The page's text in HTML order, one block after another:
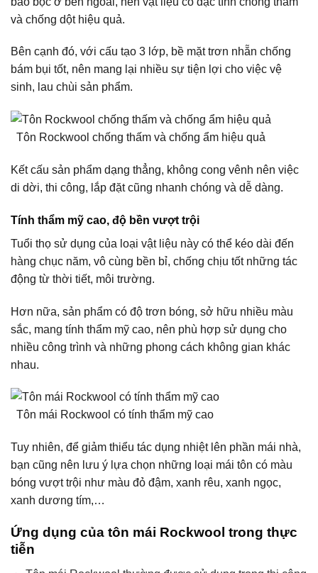
và chống dột hiệu quả.
Bên cạnh đó, với cấu tạo 3 lớp, bề mặt trơn nhẵn chống
bám bụi tốt, nên mang lại nhiều sự tiện lợi cho việc vệ
sinh, lau chùi sản phẩm.
Tôn Rockwool chống thấm và chống ẩm hiệu quả
Kết cấu sản phẩm dạng thẳng, không cong vênh nên việc
di dời, thi công, lắp đặt cũng nhanh chóng và dễ dàng.
Tính thẩm mỹ cao, độ bền vượt trội
Tuổi thọ sử dụng của loại vật liệu này có thể kéo dài đến
hàng chục năm, vô cùng bền bỉ, chống chịu tốt những tác
động từ thời tiết, môi trường.
Hơn nữa, sản phẩm có độ trơn bóng, sở hữu nhiều màu
sắc, mang tính thẩm mỹ cao, nên phù hợp sử dụng cho
nhiều công trình và những phong cách không gian khác
nhau.
Tôn mái Rockwool có tính thẩm mỹ cao
Tuy nhiên, để giảm thiểu tác dụng nhiệt lên phần mái nhà,
bạn cũng nên lưu ý lựa chọn những loại mái tôn có màu
bóng vượt trội như màu đỏ đậm, xanh rêu, xanh ngọc,
xanh dương tím,…
Ứng dụng của tôn mái Rockwool trong thực
tiễn